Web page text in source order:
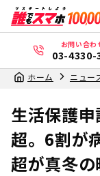
お問い合わ
03-4330-
ホーム ニュー
生活保護
超。6割が
超が真冬の